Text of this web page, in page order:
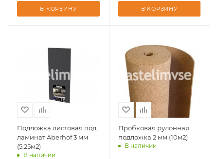
В КОРЗИНУ В КОРЗИНУ
Подложка листовая под
ламинат Aberhof 3 мм
(5,25м2)
В наличии
Пробковая рулонная
подложка 2 мм (10м2)
В наличии